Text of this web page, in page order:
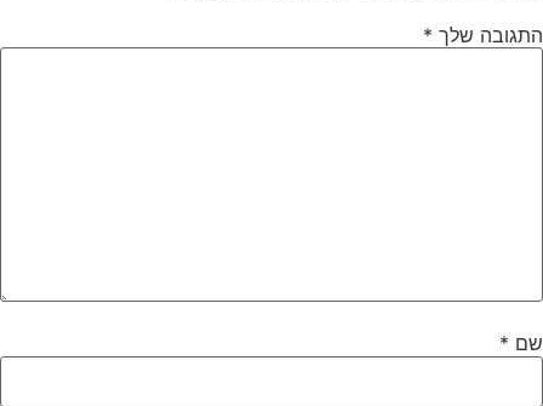
התגובה שלך *
שם *